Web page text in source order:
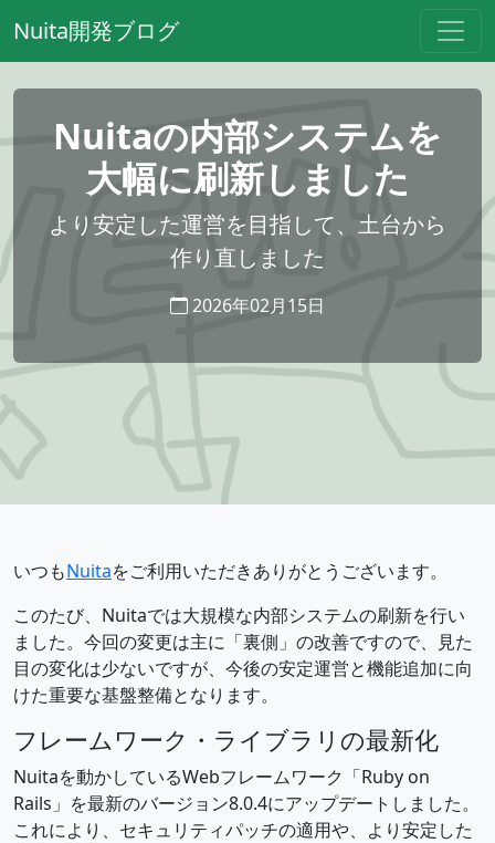
Nuita開発ブログ
Nuitaの内部システムを
大幅に刷新しました
より安定した運営を目指して、土台から
作り直しました
2026年02月15日
いつもNuitaをご利用いただきありがとうございます。
このたび、Nuitaでは大規模な内部システムの刷新を行い
ました。今回の変更は主に「裏側」の改善ですので、見た
目の変化は少ないですが、今後の安定運営と機能追加に向
けた重要な基盤整備となります。
フレームワーク・ライブラリの最新化
Nuitaを動かしているWebフレームワーク「Ruby on
Rails」を最新のバージョン8.0.4にアップデートしました。
これにより、セキュリティパッチの適用や、より安定した